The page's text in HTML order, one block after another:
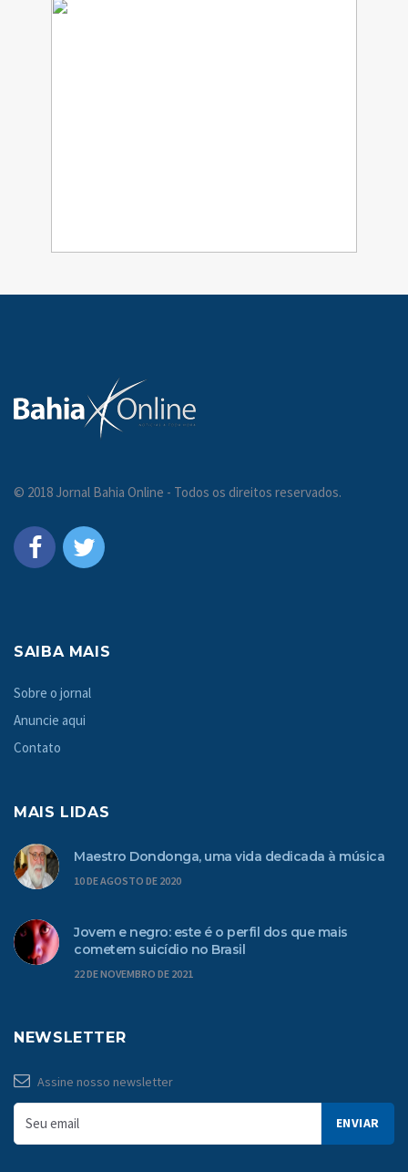
© 2018 Jornal Bahia Online - Todos os direitos reservados.
SAIBA MAIS
Sobre o jornal
Anuncie aqui
Contato
MAIS LIDAS
Maestro Dondonga, uma vida dedicada à música
10 DE AGOSTO DE 2020
Jovem e negro: este é o perfil dos que mais
cometem suicídio no Brasil
22 DE NOVEMBRO DE 2021
NEWSLETTER
Assine nosso newsletter